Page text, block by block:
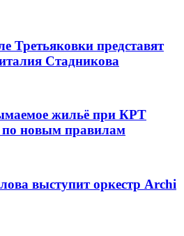
Третьяковки представят
Стадникова
жильё при КРТ
по новым правилам
выступит оркестр Archi